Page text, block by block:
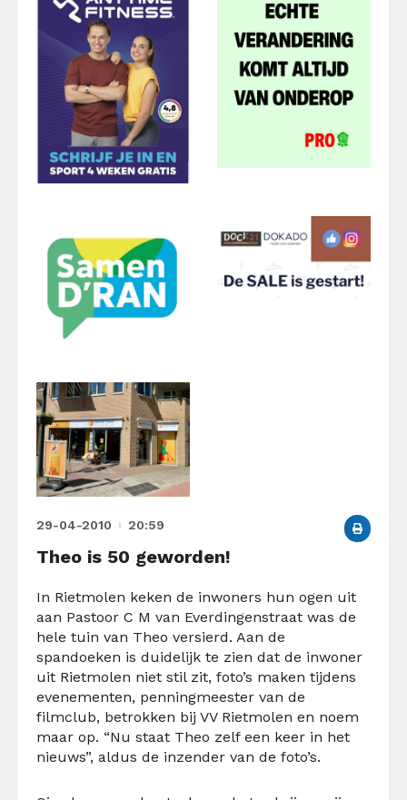
29-04-2010 20:59
Theo is 50 geworden!
In Rietmolen keken de inwoners hun ogen uit
aan Pastoor C M van Everdingenstraat was de
hele tuin van Theo versierd. Aan de
spandoeken is duidelijk te zien dat de inwoner
uit Rietmolen niet stil zit, foto’s maken tijdens
evenementen, penningmeester van de
filmclub, betrokken bij VV Rietmolen en noem
maar op. “Nu staat Theo zelf een keer in het
nieuws”, aldus de inzender van de foto’s.